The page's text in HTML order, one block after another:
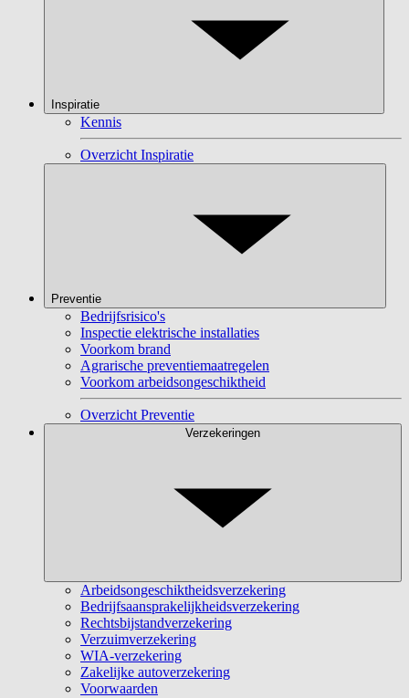
Inspiratie
Kennis
Overzicht Inspiratie
Preventie
Bedrijfsrisico's
Inspectie elektrische installaties
Voorkom brand
Agrarische preventiemaatregelen
Voorkom arbeidsongeschiktheid
Overzicht Preventie
Verzekeringen
Arbeidsongeschiktheidsverzekering
Bedrijfsaansprakelijkheidsverzekering
Rechtsbijstandverzekering
Verzuimverzekering
WIA-verzekering
Zakelijke autoverzekering
Voorwaarden